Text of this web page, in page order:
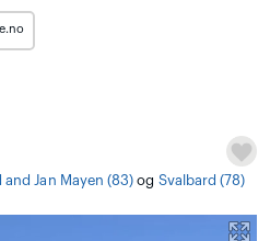
and Jan Mayen (83) og Svalbard (78)